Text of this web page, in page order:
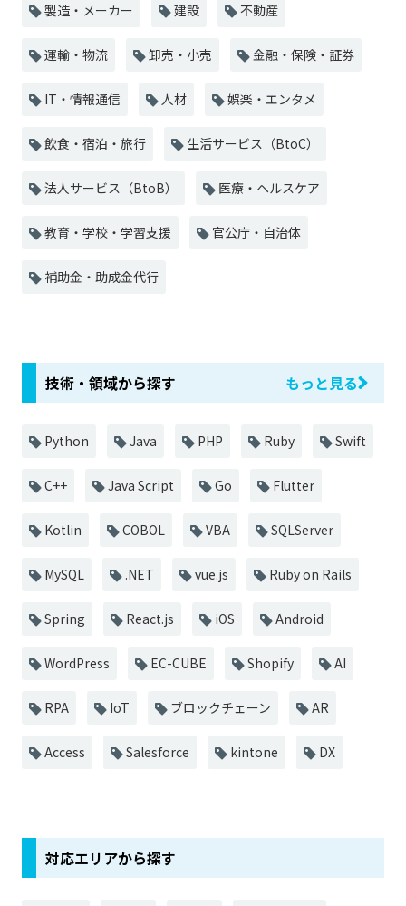
製造・メーカー 建設 不動産
運輸・物流 卸売・小売 金融・保険・証券
IT・情報通信 人材 娯楽・エンタメ
飲食・宿泊・旅行 生活サービス（BtoC）
法人サービス（BtoB） 医療・ヘルスケア
教育・学校・学習支援 官公庁・自治体
補助金・助成金代行
技術・領域から探す もっと見る
Python Java PHP Ruby Swift
C++ Java Script Go Flutter
Kotlin COBOL VBA SQLServer
MySQL .NET vue.js Ruby on Rails
Spring React.js iOS Android
WordPress EC-CUBE Shopify AI
RPA IoT ブロックチェーン AR
Access Salesforce kintone DX
対応エリアから探す